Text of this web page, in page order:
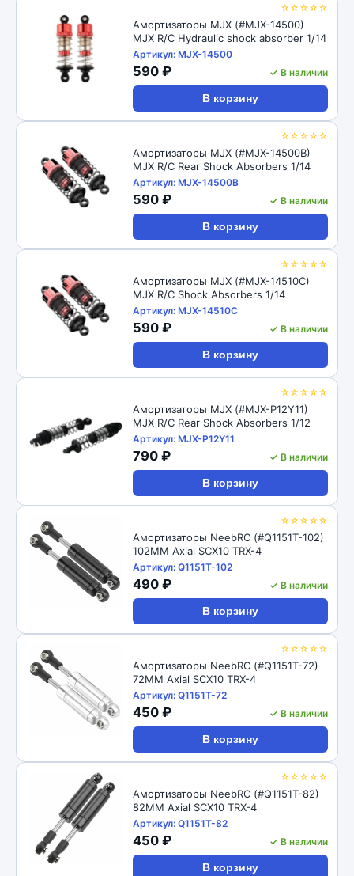
☆☆☆☆☆
Амортизаторы MJX (#MJX-14500)
MJX R/C Hydraulic shock absorber 1/14
Артикул: MJX-14500
590 ₽ ✓ В наличии
В корзину
☆☆☆☆☆
Амортизаторы MJX (#MJX-14500B)
MJX R/C Rear Shock Absorbers 1/14
Артикул: MJX-14500B
590 ₽ ✓ В наличии
В корзину
☆☆☆☆☆
Амортизаторы MJX (#MJX-14510C)
MJX R/C Shock Absorbers 1/14
Артикул: MJX-14510C
590 ₽ ✓ В наличии
В корзину
☆☆☆☆☆
Амортизаторы MJX (#MJX-P12Y11)
MJX R/C Rear Shock Absorbers 1/12
Артикул: MJX-P12Y11
790 ₽ ✓ В наличии
В корзину
☆☆☆☆☆
Амортизаторы NeebRC (#Q1151T-102)
102MM Axial SCX10 TRX-4
Артикул: Q1151T-102
490 ₽ ✓ В наличии
В корзину
☆☆☆☆☆
Амортизаторы NeebRC (#Q1151T-72)
72MM Axial SCX10 TRX-4
Артикул: Q1151T-72
450 ₽ ✓ В наличии
В корзину
☆☆☆☆☆
Амортизаторы NeebRC (#Q1151T-82)
82MM Axial SCX10 TRX-4
Артикул: Q1151T-82
450 ₽ ✓ В наличии
В корзину